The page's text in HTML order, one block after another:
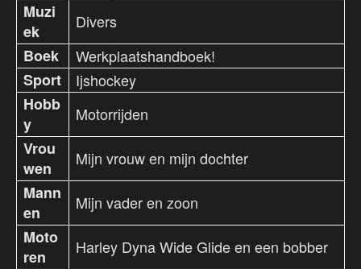
Muzi
ek
Divers
Boek
Werkplaatshandboek!
Sport
Ijshockey
Hobb
y
Motorrijden
Vrou
wen
Mijn vrouw en mijn dochter
Mann
en
Mijn vader en zoon
Moto
ren
Harley Dyna Wide Glide en een bobber